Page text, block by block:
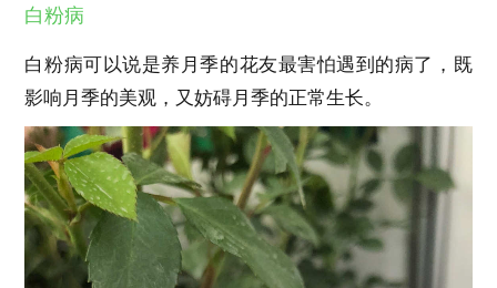
白粉病
白粉病可以说是养月季的花友最害怕遇到的病了，既
影响月季的美观，又妨碍月季的正常生长。